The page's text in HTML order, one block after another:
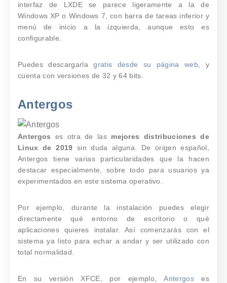
interfaz de LXDE se parece ligeramente a la de
Windows XP o Windows 7, con barra de tareas inferior y
menú de inicio a la izquierda, aunque esto es
configurable.
Puedes descargarlagratis desde su página web, y
cuenta con versiones de 32 y 64 bits.
Antergos
Antergos es otra de las mejores distribuciones de
Linux de 2019 sin duda alguna. De origen español,
Antergos tiene varias particularidades que la hacen
destacar especialmente, sobre todo para usuarios ya
experimentados en este sistema operativo.
Por ejemplo, durante la instalación puedes elegir
directamente qué entorno de escritorio o qué
aplicaciones quieres instalar. Así comenzarás con el
sistema ya listo para echar a andar y ser utilizado con
total normalidad.
En su versión XFCE, por ejemplo,Antergos es